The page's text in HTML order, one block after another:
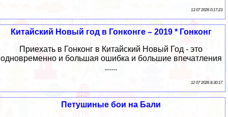
13 07 2026 0:17:23
Китайский Новый год в Гонконге – 2019 * Гонконг
Приехать в Гонконг в Китайский Новый Год - это
одновременно и большая ошибка и большие впечатления
......
12 07 2026 8:30:17
Петушиные бои на Бали